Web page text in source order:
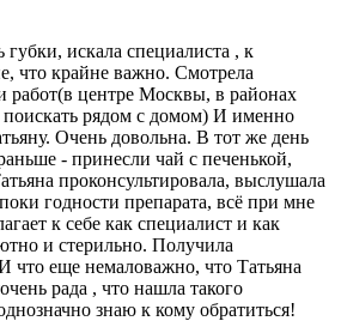
губки, искала специалиста , к
что крайне важно. Смотрела
работ(в центре Москвы, в районах
рядом с домом) И именно
Очень довольна. В тот же день
- принесли чай с печенькой,
проконсультировала, выслушала
годности препарата, всё при мне
к себе как специалист и как
и стерильно. Получила
что еще немаловажно, что Татьяна
рада , что нашла такого
знаю к кому обратиться!